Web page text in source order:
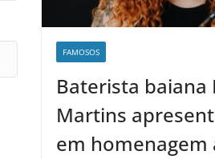
FAMOSOS
Baterista baiana
Martins
em homenagem